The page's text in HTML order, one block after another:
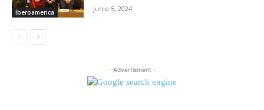
Iberoamerica junio 5, 2024
- Advertisment -